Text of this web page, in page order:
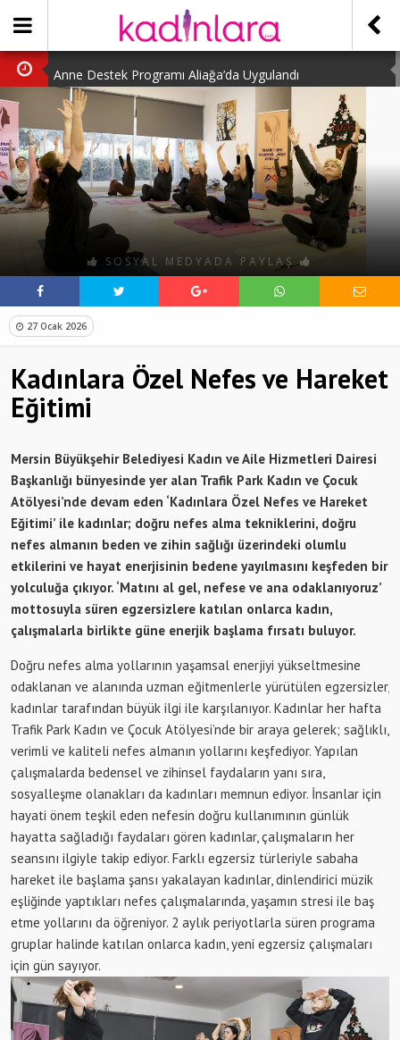
Anne Destek Programı Aliağa’da Uygulandı
Türk Halk Oyunları Topluluğu Büyüledi
Kübra Kuş “Kadınlar Sporda Öncü ve Güçlü”
Çocuklara Özel Kaplumbağa Etkinliği
Kübra Engellilere Umut Oluyor
SOSYAL MEDYADA PAYLAŞ
27 Ocak 2026
Kadınlara Özel Nefes ve Hareket
Eğitimi
Mersin Büyükşehir Belediyesi Kadın ve Aile Hizmetleri Dairesi
Başkanlığı bünyesinde yer alan Trafik Park Kadın ve Çocuk
Atölyesi’nde devam eden ‘Kadınlara Özel Nefes ve Hareket
Eğitimi’ ile kadınlar; doğru nefes alma tekniklerini, doğru
nefes almanın beden ve zihin sağlığı üzerindeki olumlu
etkilerini ve hayat enerjisinin bedene yayılmasını keşfeden bir
yolculuğa çıkıyor. ‘Matını al gel, nefese ve ana odaklanıyoruz’
mottosuyla süren egzersizlere katılan onlarca kadın,
çalışmalarla birlikte güne enerjik başlama fırsatı buluyor.
Doğru nefes alma yollarının yaşamsal enerjiyi yükseltmesine
odaklanan ve alanında uzman eğitmenlerle yürütülen egzersizler,
kadınlar tarafından büyük ilgi ile karşılanıyor. Kadınlar her hafta
Trafik Park Kadın ve Çocuk Atölyesi’nde bir araya gelerek; sağlıklı,
verimli ve kaliteli nefes almanın yollarını keşfediyor. Yapılan
çalışmalarda bedensel ve zihinsel faydaların yanı sıra,
sosyalleşme olanakları da kadınları memnun ediyor. İnsanlar için
hayati önem teşkil eden nefesin doğru kullanımının günlük
hayatta sağladığı faydaları gören kadınlar, çalışmaların her
seansını ilgiyle takip ediyor. Farklı egzersiz türleriyle sabaha
hareket ile başlama şansı yakalayan kadınlar, dinlendirici müzik
eşliğinde yaptıkları nefes çalışmalarında, yaşamın stresi ile baş
etme yollarını da öğreniyor. 2 aylık periyotlarla süren programa
gruplar halinde katılan onlarca kadın, yeni egzersiz çalışmaları
için gün sayıyor.